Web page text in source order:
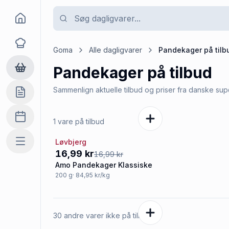
Goma
Opskrifter
Dagligvarer
Indkøbslisten
Madplan
Mere
Goma Alle dagligvarer Pandekagerpå
Pandekager på tilbud
Sammenlign aktuelle tilbud og priser fra danske
1 vare på tilbud
Tilbud
Løvbjerg
16,99 kr16,99 kr
Amo Pandekager Klassiske
200 g· 84,95 kr/kg
30 andre varer ikke på tilbud